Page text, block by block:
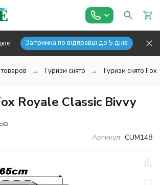
Затримка по відправці до 5 днів
Туризм снято Туризм снято Fox
Royale Classic Bivvy
Артикул: CUM148